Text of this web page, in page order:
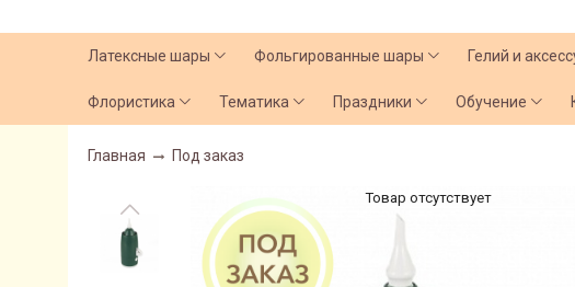
Латексные шары Фольгированные шары Гелий и
Флористика Тематика Праздники Обучение
Главная Под заказ
Товар отсутствует